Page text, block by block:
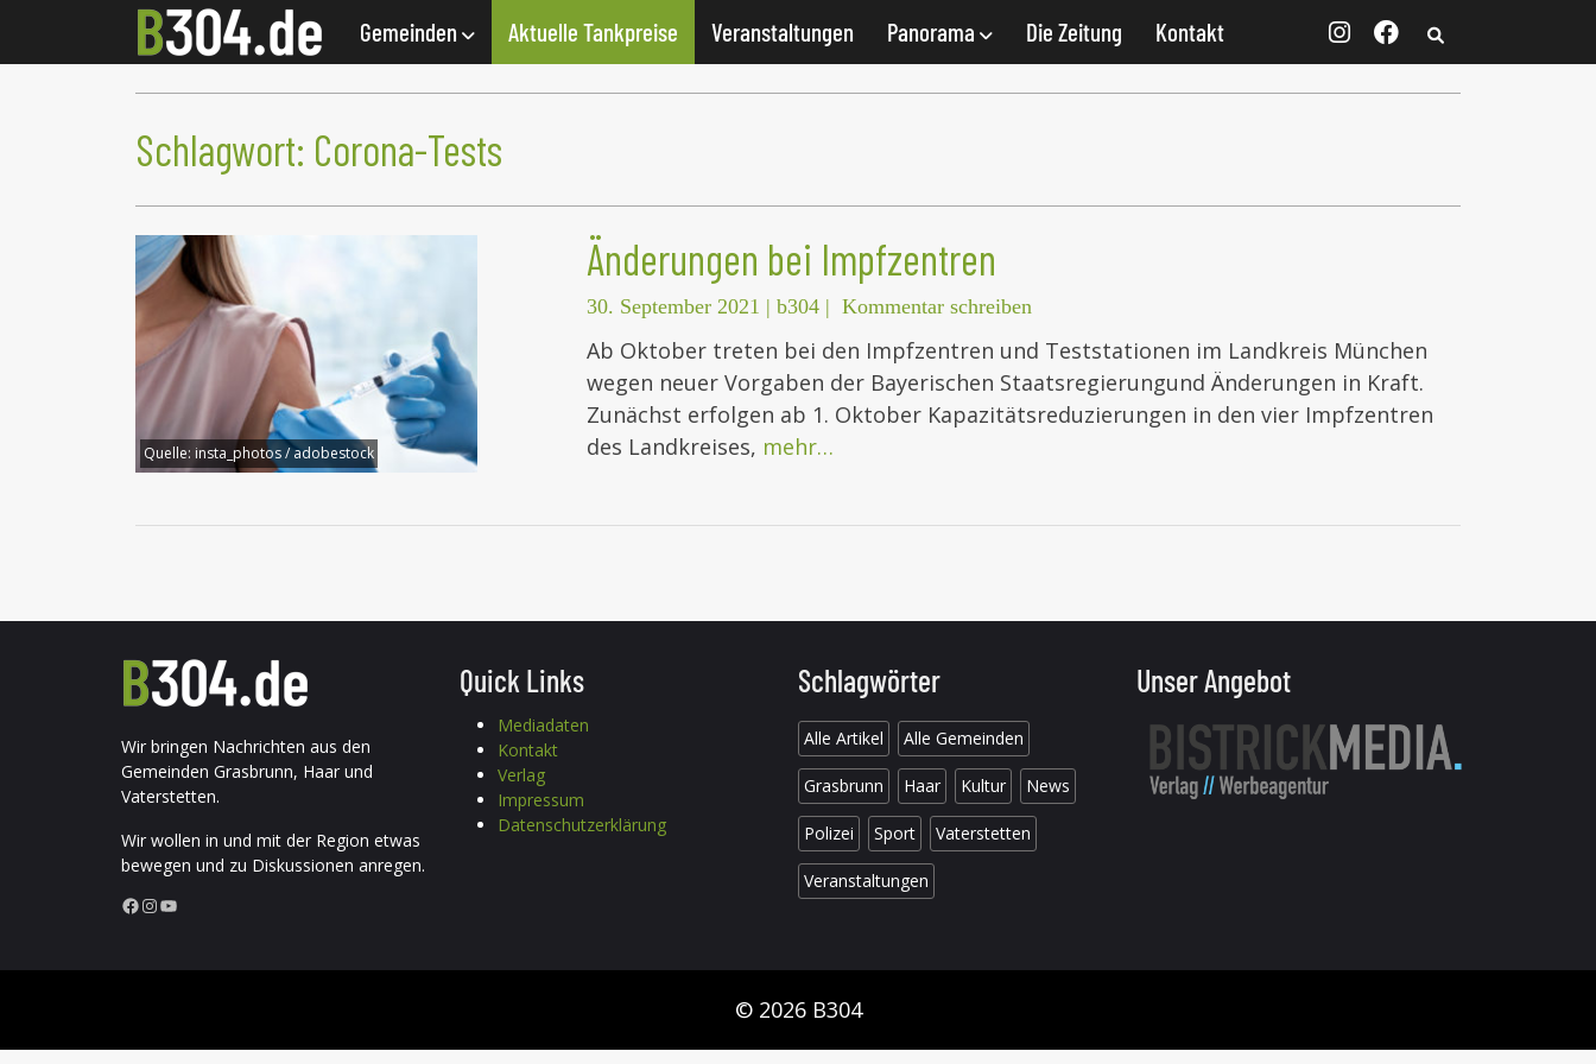
Gemeinden Aktuelle Tankpreise Veranstaltungen Panorama Die Zeitung Kontakt
Schlagwort: Corona-Tests
Quelle: insta_photos / adobestock
Änderungen bei Impfzentren
30. September 2021 | b304 | Kommentar schreiben
Ab Oktober treten bei den Impfzentren und Teststationen im Landkreis München
wegen neuer Vorgaben der Bayerischen Staatsregierungund Änderungen in Kraft.
Zunächst erfolgen ab 1. Oktober Kapazitätsreduzierungen in den vier Impfzentren
des Landkreises, mehr…
Wir bringen Nachrichten aus den
Gemeinden Grasbrunn, Haar und
Vaterstetten.
Wir wollen in und mit der Region etwas
bewegen und zu Diskussionen anregen.
Facebook InstagramYouTube
Quick Links
Mediadaten
Kontakt
Verlag
Impressum
Datenschutzerklärung
Schlagwörter
Alle Artikel Alle Gemeinden
Grasbrunn Haar Kultur News
Polizei Sport Vaterstetten
Veranstaltungen
Unser Angebot
© 2026 B304